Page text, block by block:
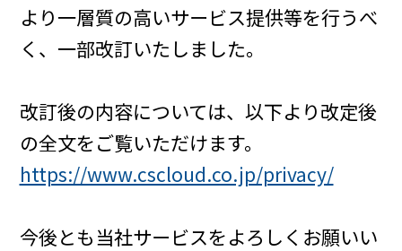
より一層質の高いサービス提供等を行うべ
く、一部改訂いたしました。
改訂後の内容については、以下より改定後
の全文をご覧いただけます。
https://www.cscloud.co.jp/privacy/
今後とも当社サービスをよろしくお願いい